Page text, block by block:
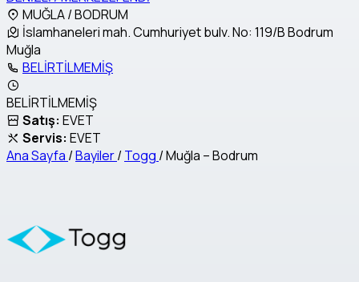
MUĞLA / BODRUM
İslamhaneleri mah. Cumhuriyet bulv. No: 119/B Bodrum
Muğla
BELİRTİLMEMİŞ
BELİRTİLMEMİŞ
Satış: EVET
Servis: EVET
Ana Sayfa /Bayiler/Togg /Muğla – Bodrum